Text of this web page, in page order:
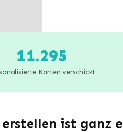
11.295
Karten verschickt
ist ganz